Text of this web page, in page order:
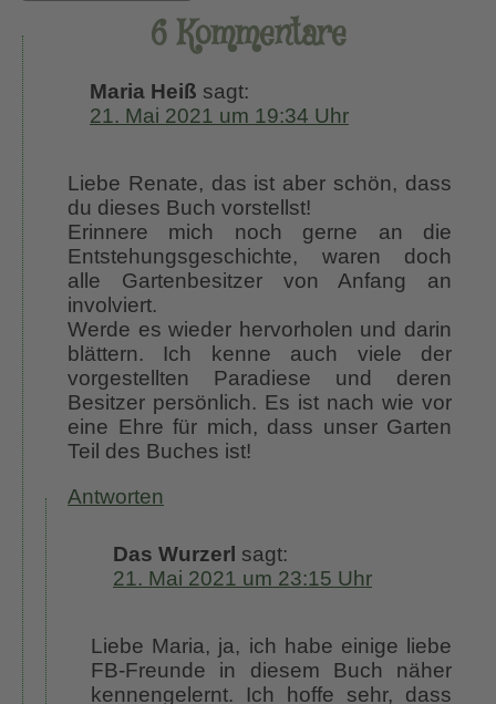
6 Kommentare
Maria Heiß sagt:
21. Mai 2021 um 19:34 Uhr
Liebe Renate, das ist aber schön, dass
du dieses Buch vorstellst!
Erinnere mich noch gerne an die
Entstehungsgeschichte, waren doch
alle Gartenbesitzer von Anfang an
involviert.
Werde es wieder hervorholen und darin
blättern. Ich kenne auch viele der
vorgestellten Paradiese und deren
Besitzer persönlich. Es ist nach wie vor
eine Ehre für mich, dass unser Garten
Teil des Buches ist!
Antworten
Das Wurzerl sagt:
21. Mai 2021 um 23:15 Uhr
Liebe Maria, ja, ich habe einige liebe
FB-Freunde in diesem Buch näher
kennengelernt. Ich hoffe sehr, dass